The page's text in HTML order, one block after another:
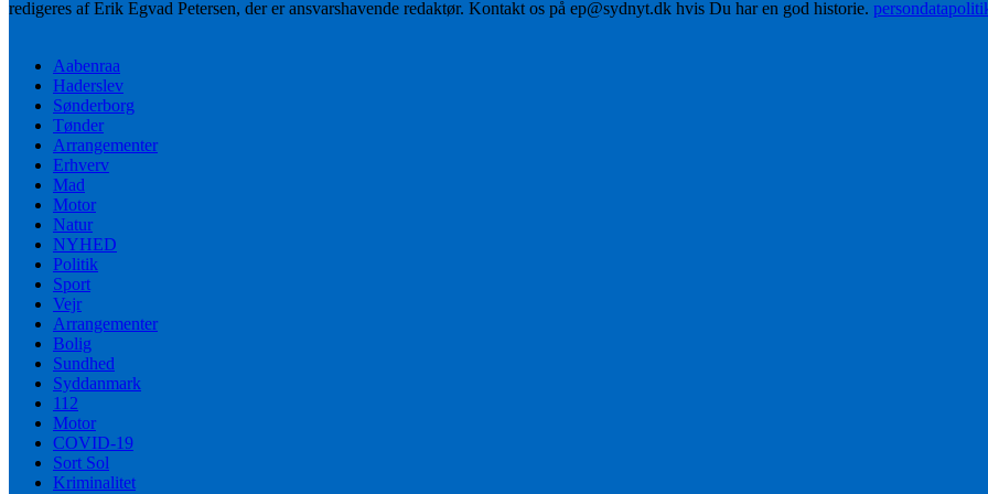
redigeres af Erik Egvad Petersen, der er ansvarshavende redaktør. Kontakt os på ep@sydnyt.dk hvis Du har en god historie.
Aabenraa
Haderslev
Sønderborg
Tønder
Arrangementer
Erhverv
Mad
Motor
Natur
NYHED
Politik
Sport
Vejr
Arrangementer
Bolig
Sundhed
Syddanmark
112
Motor
COVID-19
Sort Sol
Kriminalitet